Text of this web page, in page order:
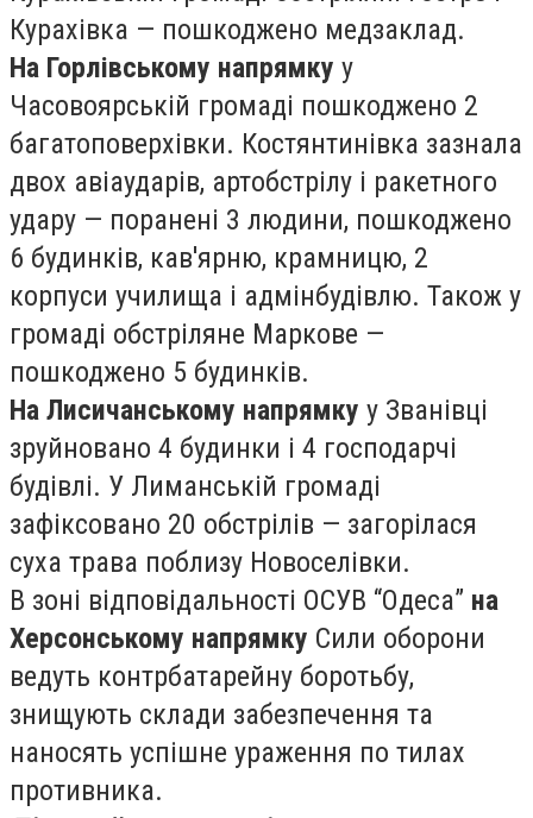
Курахівка — пошкоджено медзаклад.
На Горлівському напрямку у
Часовоярській громаді пошкоджено 2
багатоповерхівки. Костянтинівка зазнала
двох авіаударів, артобстрілу і ракетного
удару — поранені 3 людини, пошкоджено
6 будинків, кав'ярню, крамницю, 2
корпуси училища і адмінбудівлю. Також у
громаді обстріляне Маркове —
пошкоджено 5 будинків.
На Лисичанському напрямку у Званівці
зруйновано 4 будинки і 4 господарчі
будівлі. У Лиманській громаді
зафіксовано 20 обстрілів — загорілася
суха трава поблизу Новоселівки.
В зоні відповідальності ОСУВ “Одеса” на
Херсонському напрямку Сили оборони
ведуть контрбатарейну боротьбу,
знищують склади забезпечення та
наносять успішне ураження по тилах
противника.